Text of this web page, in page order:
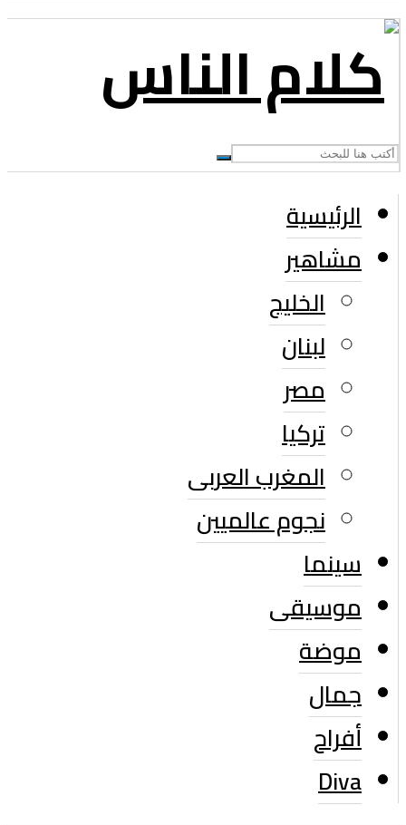
الرئيسية
مشاهير
الخليج
لبنان
مصر
تركيا
المغرب العربى
نجوم عالميين
سينما
موسيقى
موضة
جمال
أفراح
Diva